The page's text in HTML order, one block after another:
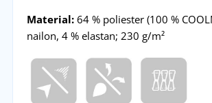
Material:64 % poliester (100 %
nailon, 4 % elastan; 230 g/m²